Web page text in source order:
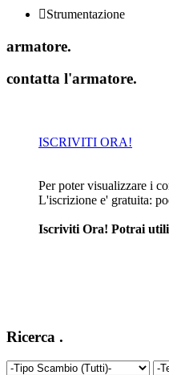
Strumentazione
armatore.
contatta l'armatore.
ISCRIVITI ORA!
Per poter visualizzare i
L'iscrizione e' gratuita:
Iscriviti Ora! Potrai
Ricerca .